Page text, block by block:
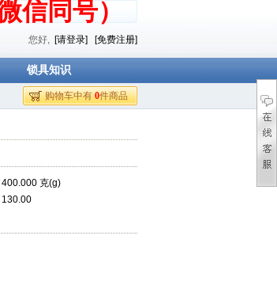
您好, [请登录] [免费注册]
信同号）
锁具知识
购物车中有 0件商品
400.000 克(g)
130.00